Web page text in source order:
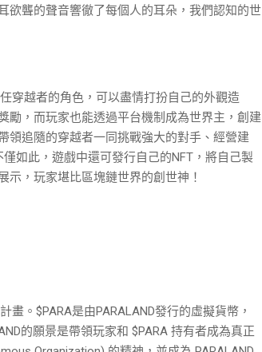
欲聾的聲音響徹了每個人的耳朵，我們認知的世
穿越者的角色，可以盡情打扮自己的外觀造
勵，而玩家也能透過平台機制成為世界主，創建
領追隨的穿越者一同挑戰強大的對手、經營建
如此，遊戲中還可發行自己的NFT，將自己製
示，玩家堪比區塊鏈世界的創世神！
。$PARA是由PARALAND發行的虛擬貨幣，
的願景是帶領玩家和 $PARA 持有者成為真正